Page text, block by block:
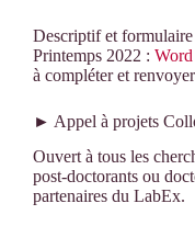
Descriptif et formulaire
Printemps 2022 : Word
à compléter et
► Appel à projets
Ouvert à tous les
post-doctorants ou
partenaires du LabEx.